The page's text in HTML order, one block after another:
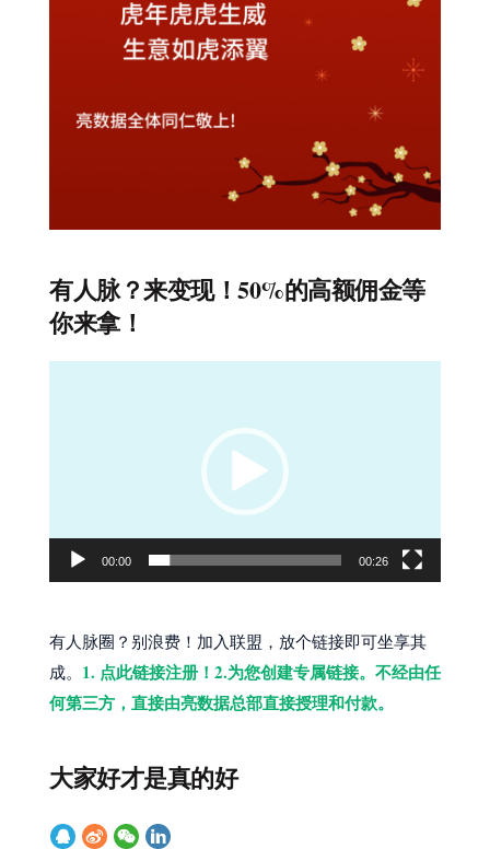
有人脉？来变现！50%的高额佣金等
你来拿！
00:00 00:26
有人脉圈？别浪费！加入联盟，放个链接即可坐享其
成。 1. 点此链接注册！2.为您创建专属链接。不经由任
何第三方，直接由亮数据总部直接授理和付款。
大家好才是真的好